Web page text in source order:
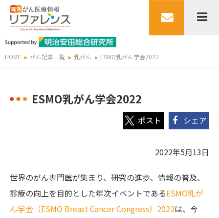
HOME がん記事一覧 乳がん ESMO乳がん学会2022
ESMO乳がん学会2022
シェア
2022年5月13日
世界のがん専門医が集まり、研究の進歩、情報の普及、
診療の向上を目的とした年次イベントであるESMO乳が
ん学会（ESMO Breast Cancer Congress）2022は、今